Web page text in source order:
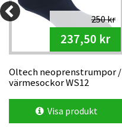
250 kr
237,50 kr
Oltech neoprenstrumpor /
värmesockor WS12
Visa produkt